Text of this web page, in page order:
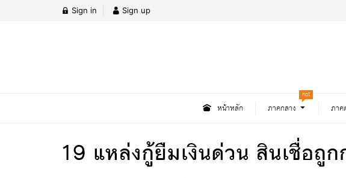
Sign in Sign up
หน้าหลัก ภาคกลาง
hot
ภาค
19 แหล่งกู้ยืมเงินด่วน สินเชื่อถู